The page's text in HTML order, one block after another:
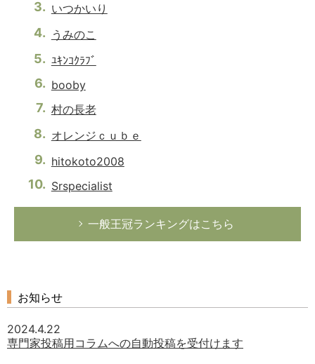
いつかいり
うみのこ
ﾕｷﾝｺｸﾗﾌﾞ
booby
村の長老
オレンジｃｕｂｅ
hitokoto2008
Srspecialist
一般王冠ランキングはこちら
お知らせ
2024.4.22
専門家投稿用コラムへの自動投稿を受付けます